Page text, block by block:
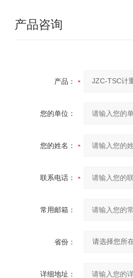
产品咨询
产品：
您的单位：
您的姓名：
联系电话：
常用邮箱：
省份：
详细地址：